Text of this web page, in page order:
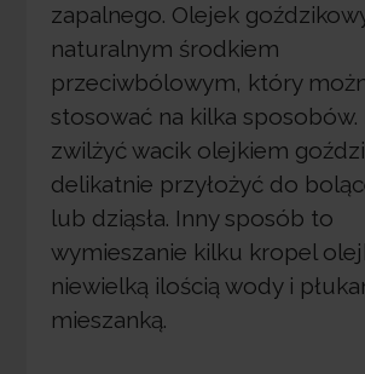
zapalnego. Olejek
naturalnym środkiem
przeciwbólowym, który
stosować na kilka sposobów.
zwilżyć wacik olejkiem
delikatnie przyłożyć do
lub dziąsła. Inny sposób to
wymieszanie kilku kropel
niewielką ilością wody i
mieszanką.